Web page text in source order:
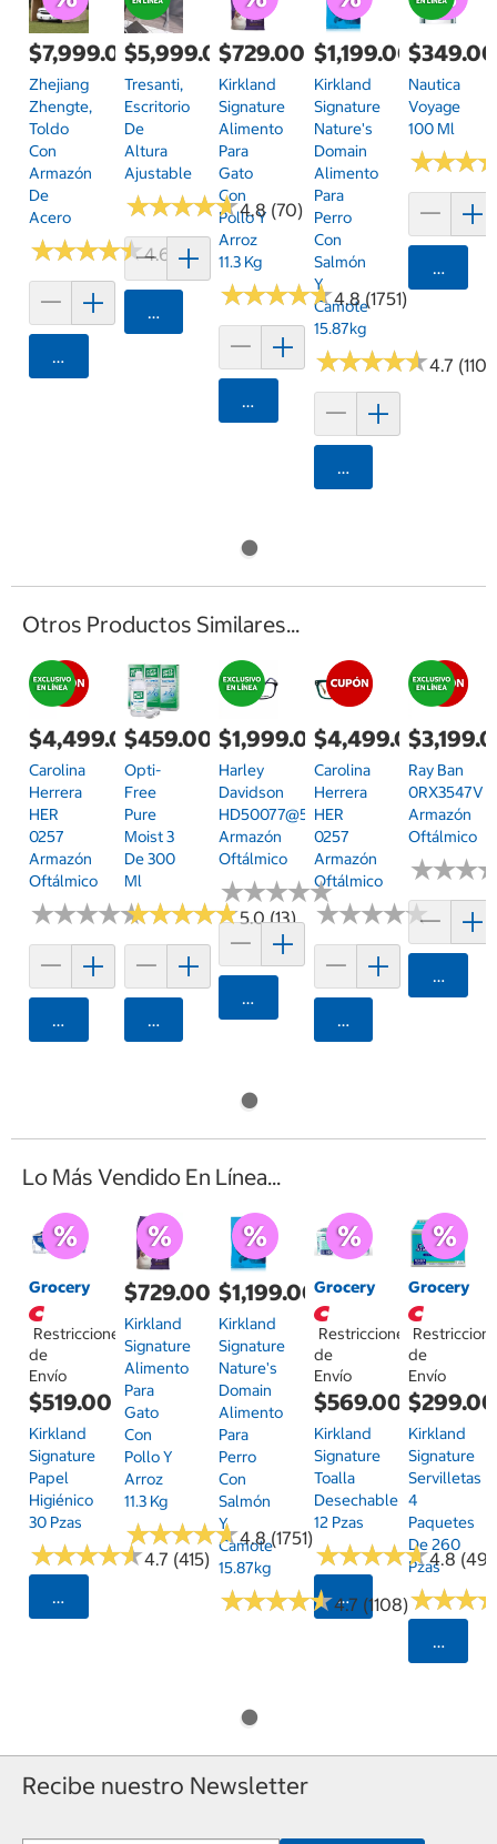
$7,999.00
Zhejiang
Zhengte,
Toldo
Con
Armazón
De
Acero
★★★★★
★★★★★4.6 (35)
Agregar
$5,999.00
Tresanti,
Escritorio
De
Altura
Ajustable
★★★★★
★★★★★4.8 (70)
Agregar
$729.00
Kirkland
Signature
Alimento
Para
Gato
Con
Pollo Y
Arroz
11.3 Kg
★★★★★
★★★★★4.8 (1751)
Agregar
$1,199.00
Kirkland
Signature
Nature's
Domain
Alimento
Para
Perro
Con
Salmón
Y
Camote
15.87kg
★★★★★
★★★★★4.7
Agregar
$349.00
Nautica
Voyage
100 Ml
★★★
★★★
Otros Productos Similares...
$4,499.00
Carolina
Herrera
HER
0257
Armazón
Oftálmico
★★★★★
★★★★★
Agregar
$459.00
Opti-
Free
Pure
Moist 3
De 300
Ml
★★★★★
★★★★★5.0 (13)
Agregar
$1,999.00
Harley
Davidson
HD50077@56092
Armazón
Oftálmico
★★★★★
★★★★★
Agregar
$4,499.00
Carolina
Herrera
HER
0257
Armazón
Oftálmico
★★★★★
★★★★★
Agregar
Ray Ban
0RX3547V
Armazón
Oftálmico
★★★
★★★
Lo Más Vendido En Línea...
Grocery
Restricciones
de
Envío
$519.00
Kirkland
Signature
Papel
Higiénico
30 Pzas
★★★★★
★★★★★4.7 (415)
Seleccionar Código Postal
$729.00
Kirkland
Signature
Alimento
Para
Gato
Con
Pollo Y
Arroz
11.3 Kg
★★★★★
★★★★★4.8 (1751)
$1,199.00
Kirkland
Signature
Nature's
Domain
Alimento
Para
Perro
Con
Salmón
Y
Camote
15.87kg
★★★★★
★★★★★4.7 (1108)
Grocery
Restricciones
de
Envío
$569.00
Kirkland
Signature
Toalla
Desechable
12 Pzas
★★★★★
★★★★★4.8
Seleccionar
Grocery
de
Envío
$299.00
Kirkland
Signature
Servilletas
4
Paquetes
De 260
Pzas
★★★
★★★
Recibe nuestro Newsletter